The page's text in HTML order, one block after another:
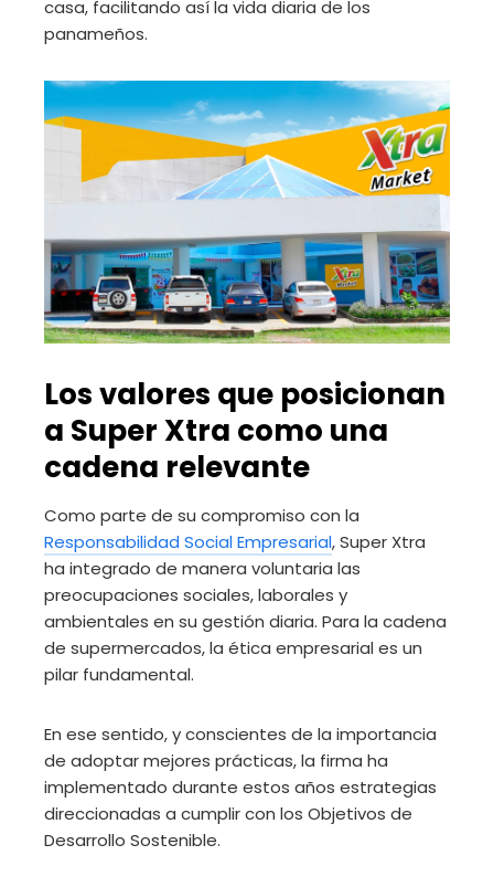
casa, facilitando así la vida diaria de los
panameños.
Los valores que posicionan
a Super Xtra como una
cadena relevante
Como parte de su compromiso con la
Responsabilidad Social Empresarial, Super Xtra
ha integrado de manera voluntaria las
preocupaciones sociales, laborales y
ambientales en su gestión diaria. Para la cadena
de supermercados, la ética empresarial es un
pilar fundamental.
En ese sentido, y conscientes de la importancia
de adoptar mejores prácticas, la firma ha
implementado durante estos años estrategias
direccionadas a cumplir con los Objetivos de
Desarrollo Sostenible.